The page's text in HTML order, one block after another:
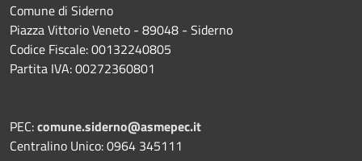
Comune di Siderno
Piazza Vittorio Veneto - 89048 - Siderno
Codice Fiscale: 00132240805
Partita IVA: 00272360801
PEC:comune.siderno@asmepec.it
Centralino Unico: 0964 345111